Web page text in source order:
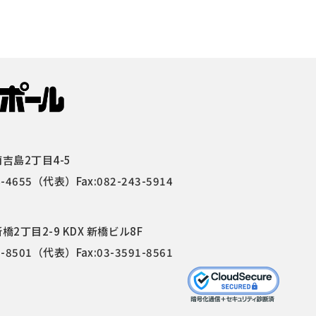
島2丁目4-5
4655 （代表）Fax:082-243-5914
2丁目2-9 KDX 新橋ビル8F
8501 （代表）Fax:03-3591-8561